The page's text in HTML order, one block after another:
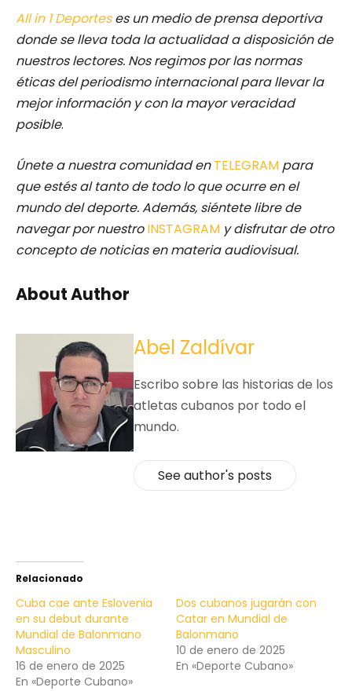
All in 1 Deporteses un medio de prensa deportiva
donde se lleva toda la actualidad a disposición de
nuestros lectores. Nos regimos por las normas
éticas del periodismo internacional para llevar la
mejor información y con la mayor veracidad
posible.
Únete a nuestra comunidad enTELEGRAM para
que estés al tanto de todo lo que ocurre en el
mundo del deporte. Además, siéntete libre de
navegar por nuestro INSTAGRAM y disfrutar de otro
concepto de noticias en materia audiovisual.
About Author
Abel Zaldívar
Escribo sobre las historias de los
atletas cubanos por todo el
mundo.
See author's posts
Relacionado
Cuba cae ante Eslovenia
en su debut durante
Mundial de Balonmano
Masculino
16 de enero de 2025
En «Deporte Cubano»
Dos cubanos jugarán con
Catar en Mundial de
Balonmano
10 de enero de 2025
En «Deporte Cubano»